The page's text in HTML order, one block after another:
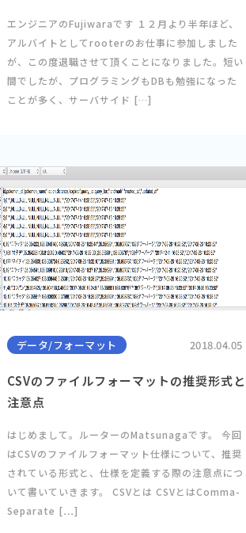
エンジニアのFujiwaraです １２月より半年ほど、
アルバイトとしてrooterのお仕事に参加しました
が、この度退職させて頂くことになりました。短い
間でしたが、プログラミングもDBも勉強になった
ことが多く、サーバサイド […]
データ/フォーマット 2018.04.05
CSVのファイルフォーマットの推奨形式と
注意点
はじめまして。ルーターのMatsunagaです。 今回
はCSVのファイルフォーマット仕様について、推奨
されている形式と、仕様を定義する際の注意点につ
いて書いていきます。 CSVとは CSVとはComma-
Separate […]